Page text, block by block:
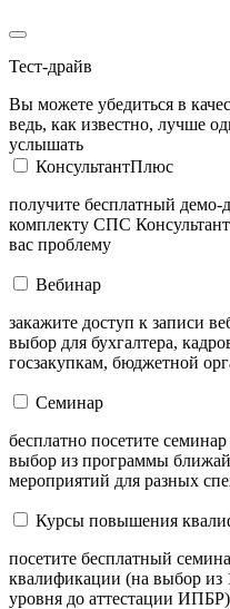
Тест-драйв
Вы можете убедиться в
ведь, как известно, лучше
услышать
КонсультантПлюс
получите бесплатный
комплекту СПС
вас проблему
Вебинар
закажите доступ к записи
выбор для бухгалтера,
госзакупкам, бюджетной
Семинар
бесплатно посетите
выбор из программы
мероприятий для разных
Курсы повышения
посетите бесплатный
квалификации (на выбор из
уровня до аттестации ИПБР)